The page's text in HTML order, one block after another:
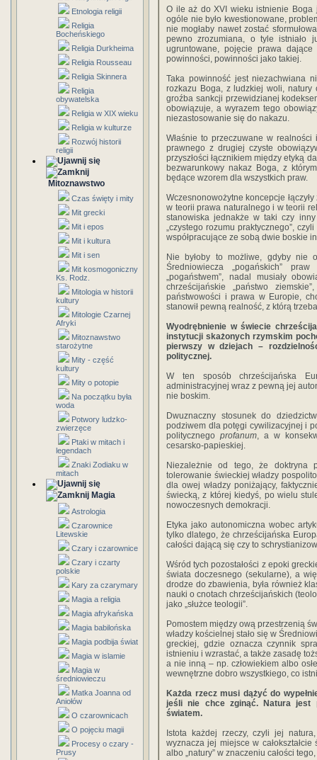
Etnologia religii
Religia
Bocheńskiego
Religia Durkheima
Religia Rousseau
Religia Skinnera
Religia
obywatelska
Religia w XIX wieku
Religia w kulturze
Rozwój historii
religii
Mitoznawstwo
Czas święty i mity
Mit grecki
Mit i epos
Mit i kultura
Mit i sen
Mit kosmogoniczny
Ks. Rodz.
Mitologia w historii
kultury
Mitologie Czarnej
Afryki
Mitoznawstwo
starożytne
Mity - część
kultury
Mity o potopie
Na początku była
woda
Potwory ludzko-
zwierzęce
Ptaki w mitach i
legendach
Znaki Zodiaku w
mitach
Magia
Astrologia
Czarownice
Litewskie
Czary i czarownice
Czary i czarty
polskie
Kary za czarymary
Magia a religia
Magia afrykańska
Magia babilońska
Magia podbija świat
Magia w islamie
Magia w
średniowieczu
Matka Joanna od
Aniołów
O czarownicach
O pojęciu magii
Procesy o czary -
Prusy
O ile aż do XVI wieku istnienie
ogóle nie było kwestionowane,
nie mogłaby nawet zostać
pewno zrozumiana, o tyle istniało
ugruntowane, pojęcie prawa
powinności, powinności jako takiej.
Taka powinność jest niezachwiana
rozkazu Boga, z ludzkiej woli,
groźba sankcji przewidzianej
obowiązuje, a wyrazem tego
niezastosowanie się do nakazu.
Właśnie to przeczuwane w
prawnego z drugiej czyste
przyszłości łącznikiem między etyką
bezwarunkowy nakaz Boga, z
będące wzorem dla wszystkich praw.
Wczesnonowożytne koncepcje
w teorii prawa naturalnego i w teorii
stanowiska jednakże w taki czy
„czystego rozumu praktycznego”,
współpracujące ze sobą dwie boskie
Nie byłoby to możliwe, gdyby nie
Średniowiecza „pogańskich”
„pogaństwem”, nadal musiały
chrześcijańskie „państwo
państwowości i prawa w Europie,
stanowił pewną realność, z którą
Wyodrębnienie w świecie
instytucji skażonych rzymskim
pierwszy w dziejach –
politycznej.
W ten sposób chrześcijańska
administracyjnej wraz z pewną jej
nie boskim.
Dwuznaczny stosunek do
podziwem dla potęgi cywilizacyjnej i
politycznego profanum, a w
cesarsko-papieskiej.
Niezależnie od tego, że doktryna
tolerowanie świeckiej władzy
dla owej władzy poniżający,
świecką, z której kiedyś, po wielu
nowoczesnych demokracji.
Etyka jako autonomiczna wobec
tylko dlatego, że chrześcijańska
całości dającą się czy to
Wśród tych pozostałości z epoki
świata doczesnego (sekularne), a
drodze do zbawienia, była również
nauki o cnotach chrześcijańskich
jako „służce teologii”.
Pomostem między ową przestrzenią
władzy kościelnej stało się w
greckiej, gdzie oznacza czynnik
istnieniu i wzrastać, a także zasadę
a nie inną – np. człowiekiem albo
wewnętrzne dobro wszystkiego, co
Każda rzecz musi dążyć do
jeśli nie chce zginąć. Natura jest
światem.
Istota każdej rzeczy, czyli jej
wyznacza jej miejsce w
albo „natury” w znaczeniu całości